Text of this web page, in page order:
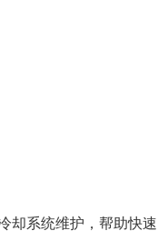
却系统维护，帮助快速